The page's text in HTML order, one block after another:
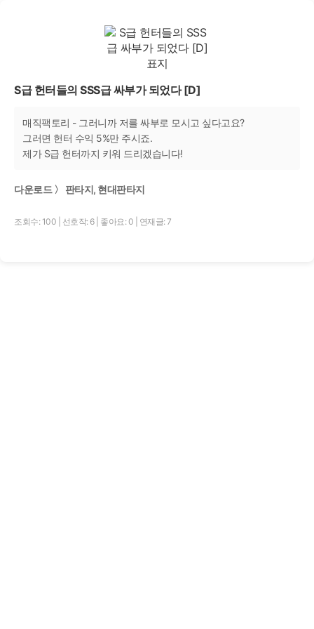
S급 헌터들의 SSS급 싸부가 되었다 [D]
매직팩토리 - 그러니까 저를 싸부로 모시고 싶다고요?
그러면 헌터 수익 5%만 주시죠.
제가 S급 헌터까지 키워 드리겠습니다!
다운로드 〉 판타지, 현대판타지
조회수: 100 선호작: 6 좋아요: 0 연재글: 7